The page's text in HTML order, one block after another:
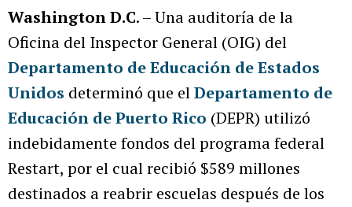
Washington D.C. – Una auditoría de la
Oficina del Inspector General (OIG) del
Departamento de Educación de Estados
Unidos determinó que elDepartamento de
Educación de Puerto Rico (DEPR) utilizó
indebidamente fondos del programa federal
Restart, por el cual recibió $589 millones
destinados a reabrir escuelas después de los